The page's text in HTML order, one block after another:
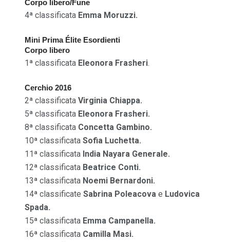
Corpo libero/Fune
4ª classificata Emma Moruzzi.
Mini Prima Élite Esordienti
Corpo libero
1ª classificata Eleonora Frasheri.
Cerchio 2016
2ª classificata Virginia Chiappa.
5ª classificata Eleonora Frasheri.
8ª classificata Concetta Gambino.
10ª classificata Sofia Luchetta.
11ª classificata India Nayara Generale.
12ª classificata Beatrice Conti.
13ª classificata Noemi Bernardoni.
14ª classificate Sabrina Poleacova e Ludovica
Spada.
15ª classificata Emma Campanella.
16ª classificata Camilla Masi.